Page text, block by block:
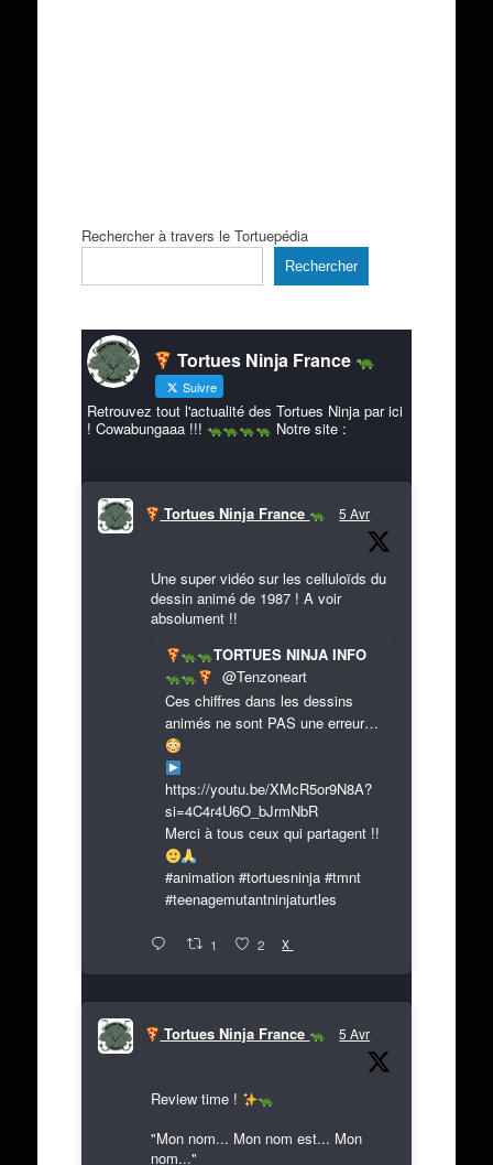
Rechercher à travers le Tortuepédia
Rechercher
Tortues Ninja France
Suivre
Retrouvez tout l'actualité des Tortues Ninja par ici
! Cowabungaaa !!!
Notre site :
Tortues Ninja France 5 Avr
Une super vidéo sur les celluloïds du
dessin animé de 1987 ! A voir
absolument !!
TORTUES NINJA INFO
@Tenzoneart
Ces chiffres dans les dessins
animés ne sont PAS une erreur…
https://youtu.be/XMcR5or9N8A?
si=4C4r4U6O_bJrmNbR
Merci à tous ceux qui partagent !!
#animation #tortuesninja #tmnt
#teenagemutantninjaturtles
1 2 X
Tortues Ninja France 5 Avr
Review time !
"Mon nom... Mon nom est... Mon
nom..."